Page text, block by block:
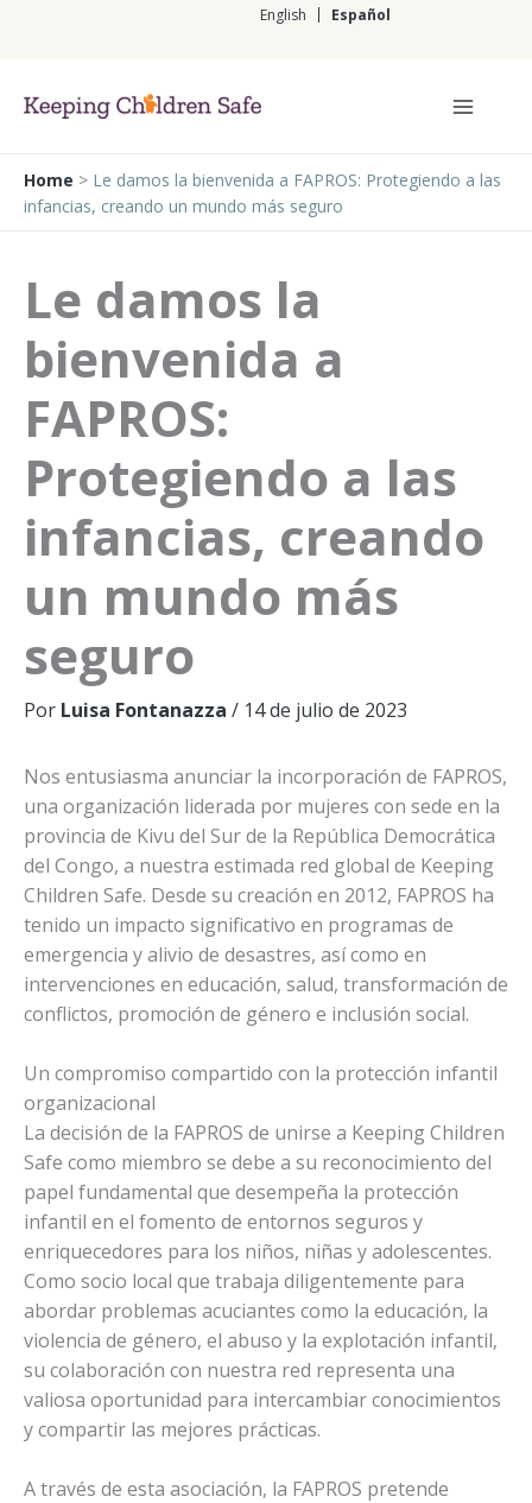
English Español
Home > Le damos la bienvenida a FAPROS: Protegiendo a las
infancias, creando un mundo más seguro
Le damos la
bienvenida a
FAPROS:
Protegiendo a las
infancias, creando
un mundo más
seguro
Por Luisa Fontanazza / 14 de julio de 2023
Nos entusiasma anunciar la incorporación de FAPROS,
una organización liderada por mujeres con sede en la
provincia de Kivu del Sur de la República Democrática
del Congo, a nuestra estimada red global de Keeping
Children Safe. Desde su creación en 2012, FAPROS ha
tenido un impacto significativo en programas de
emergencia y alivio de desastres, así como en
intervenciones en educación, salud, transformación de
conflictos, promoción de género e inclusión social.
Un compromiso compartido con la protección infantil
organizacional
La decisión de la FAPROS de unirse a Keeping Children
Safe como miembro se debe a su reconocimiento del
papel fundamental que desempeña la protección
infantil en el fomento de entornos seguros y
enriquecedores para los niños, niñas y adolescentes.
Como socio local que trabaja diligentemente para
abordar problemas acuciantes como la educación, la
violencia de género, el abuso y la explotación infantil,
su colaboración con nuestra red representa una
valiosa oportunidad para intercambiar conocimientos
y compartir las mejores prácticas.
A través de esta asociación, la FAPROS pretende